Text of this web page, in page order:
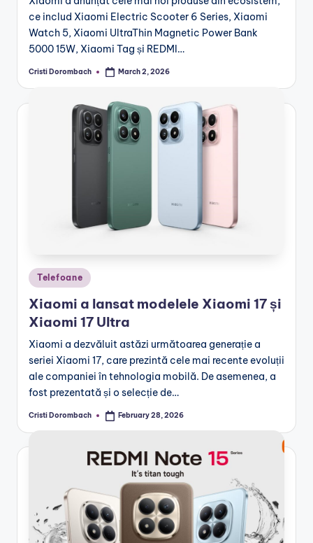
ce includ Xiaomi Electric Scooter 6 Series, Xiaomi
Watch 5, Xiaomi UltraThin Magnetic Power Bank
5000 15W, Xiaomi Tag și REDMI…
Posted
Cristi Dorombach March 2, 2026
Posted
in
Telefoane
Xiaomi a lansat modelele Xiaomi 17 și
Xiaomi 17 Ultra
Xiaomi a dezvăluit astăzi următoarea generație a
seriei Xiaomi 17, care prezintă cele mai recente evoluții
ale companiei în tehnologia mobilă. De asemenea, a
fost prezentată și o selecție de…
Posted
Cristi Dorombach February 28, 2026